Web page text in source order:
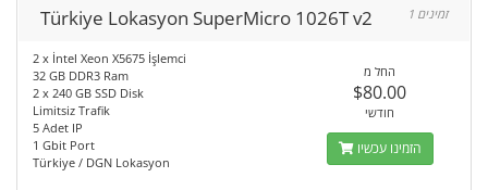
Türkiye Lokasyon SuperMicro 1026T v2 1 זמינים
2 x İntel Xeon X5675 İşlemci
32 GB DDR3 Ram
2 x 240 GB SSD Disk
Limitsiz Trafik
5 Adet IP
1 Gbit Port
Türkiye / DGN Lokasyon
החל מ
$80.00
חודשי
הזמינו עכשיו